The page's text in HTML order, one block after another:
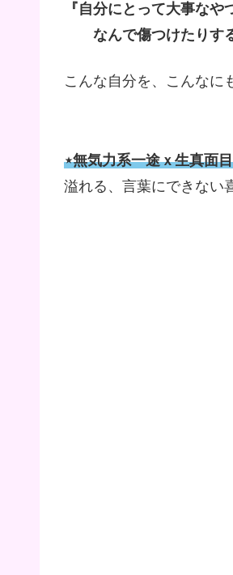
『自分にとって大事なや
なんで傷つけたりする
こんな自分を、こんなに
⋆無気力系一途ｘ生真面
溢れる、言葉にできない